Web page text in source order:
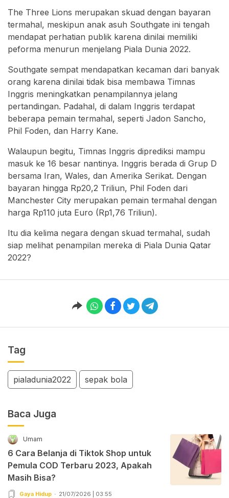
The Three Lions merupakan skuad dengan bayaran
termahal, meskipun anak asuh Southgate ini tengah
mendapat perhatian publik karena dinilai memiliki
peforma menurun menjelang Piala Dunia 2022.
Southgate sempat mendapatkan kecaman dari banyak
orang karena dinilai tidak bisa membawa Timnas
Inggris meningkatkan penampilannya jelang
pertandingan. Padahal, di dalam Inggris terdapat
beberapa pemain termahal, seperti Jadon Sancho,
Phil Foden, dan Harry Kane.
Walaupun begitu, Timnas Inggris diprediksi mampu
masuk ke 16 besar nantinya. Inggris berada di Grup D
bersama Iran, Wales, dan Amerika Serikat. Dengan
bayaran hingga Rp20,2 Triliun, Phil Foden dari
Manchester City merupakan pemain termahal dengan
harga Rp110 juta Euro (Rp1,76 Triliun).
Itu dia kelima negara dengan skuad termahal, sudah
siap melihat penampilan mereka di Piala Dunia Qatar
2022?
Tag
pialadunia2022 sepak bola
Baca Juga
Umam
6 Cara Belanja di Tiktok Shop untuk
Pemula COD Terbaru 2023, Apakah
Masih Bisa?
Gaya Hidup 21/07/2026 | 03:55